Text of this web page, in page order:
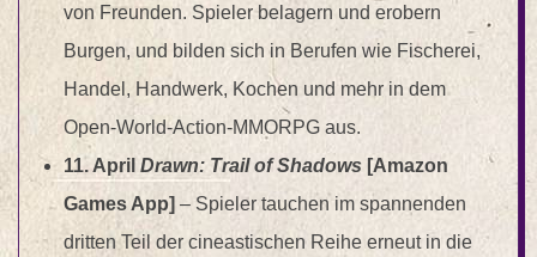
von Freunden. Spieler belagern und erobern
Burgen, und bilden sich in Berufen wie Fischerei,
Handel, Handwerk, Kochen und mehr in dem
Open-World-Action-MMORPG aus.
11. April Drawn: Trail of Shadows [Amazon
Games App] – Spieler tauchen im spannenden
dritten Teil der cineastischen Reihe erneut in die